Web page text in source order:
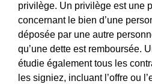
privilège. Un privilège est une
concernant le bien d’une
déposée par une autre
qu’une dette est remboursée.
étudie également tous les
les signiez, incluant l’offre ou